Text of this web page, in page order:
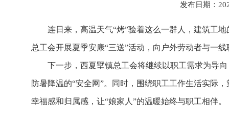
发布日期：
连日来，高温天气“烤”验着这么一群人，建筑工
总工会开展夏季安康“三送”活动，向户外劳动者与一
下一步，西夏墅镇总工会将继续以职工需求为导
防暑降温的“安全网”。同时，围绕职工工作生活实际
幸福感和归属感，让“娘家人”的温暖始终与职工相伴。